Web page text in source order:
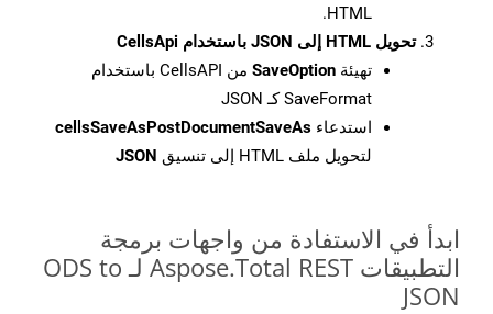
HTML.
تحويل HTML إلى JSON باستخدام CellsApi
تهيئة SaveOption
من CellsAPI باستخدام
SaveFormat كـ JSON
استدعاء cellsSaveAsPostDocumentSaveAs
لتحويل ملف HTML إلى تنسيق
JSON
ابدأ في الاستفادة من واجهات برمجة
التطبيقات Aspose.Total REST لـ ODS to
JSON